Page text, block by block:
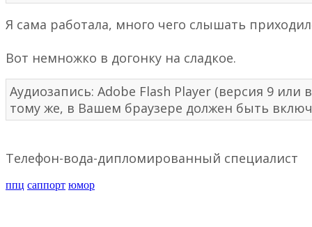
Я сама работала, много чего слышать
Вот немножко в догонку на сладкое.
Аудиозапись: Adobe Flash Player (версия 9
тому же, в Вашем браузере должен быть
Телефон-вода-дипломированный специалист
ппц саппорт юмор